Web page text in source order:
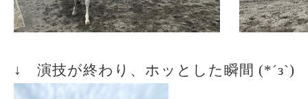
↓ 演技が終わり、ホッとした瞬間 (*´з`)